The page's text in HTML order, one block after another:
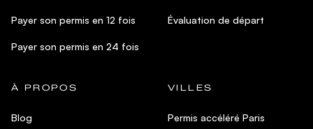
Payer son permis en 12 fois
Payer son permis en 24 fois
Évaluation de départ
À PROPOS
Blog
VILLES
Permis accéléré Paris